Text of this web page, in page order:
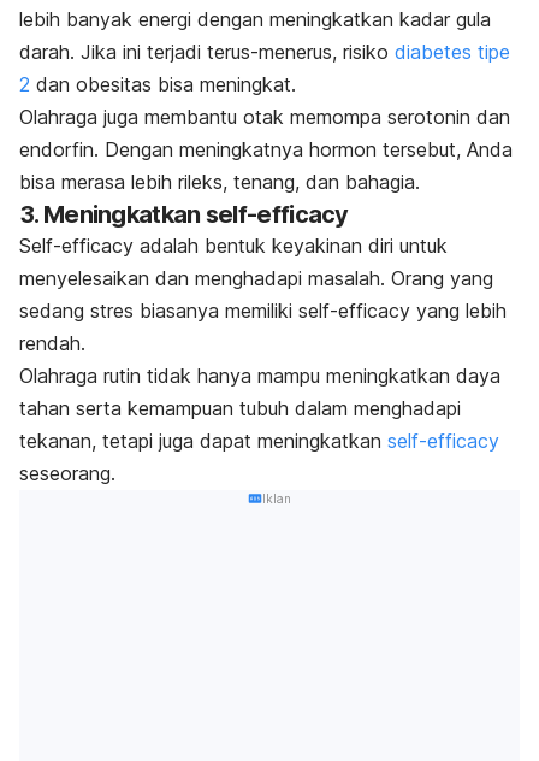
lebih banyak energi dengan meningkatkan kadar gula
darah. Jika ini terjadi terus-menerus, risiko diabetes tipe
2 dan obesitas bisa meningkat.
Olahraga juga membantu otak memompa serotonin dan
endorfin. Dengan meningkatnya hormon tersebut, Anda
bisa merasa lebih rileks, tenang, dan bahagia.
3. Meningkatkan self-efficacy
Self-efficacy adalah bentuk keyakinan diri untuk
menyelesaikan dan menghadapi masalah. Orang yang
sedang stres biasanya memiliki self-efficacy yang lebih
rendah.
Olahraga rutin tidak hanya mampu meningkatkan daya
tahan serta kemampuan tubuh dalam menghadapi
tekanan, tetapi juga dapat meningkatkan self-efficacy
seseorang.
Iklan